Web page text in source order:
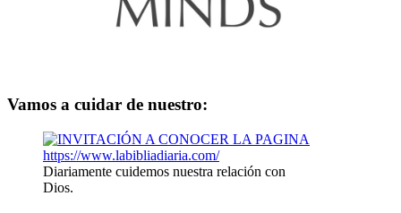
Vamos a cuidar de nuestro:
Diariamente cuidemos nuestra relación con
Dios.